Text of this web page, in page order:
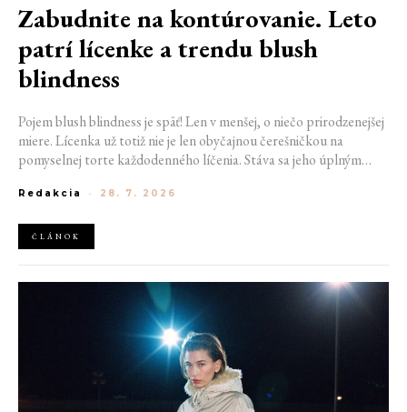
Zabudnite na kontúrovanie. Leto
patrí lícenke a trendu blush
blindness
Pojem blush blindness je späť! Len v menšej, o niečo prirodzenejšej
miere. Lícenka už totiž nie je len obyčajnou čerešničkou na
pomyselnej torte každodenného líčenia. Stáva sa jeho úplným
sviežosť, ktorú žiadny iný produkt napodobniť nedokáže. Termín
aktuálnym trendom.
Redakcia - 28. 7. 2026
ČLÁNOK